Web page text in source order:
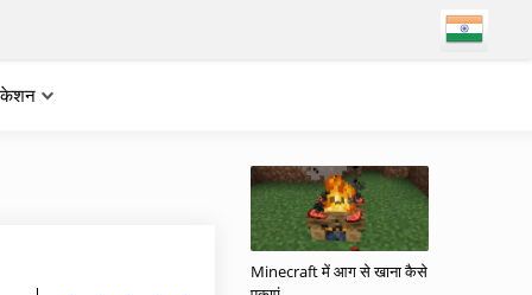
Minecraft में आग से खाना कैसे